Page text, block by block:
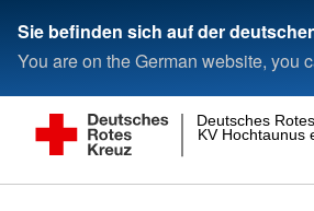
Sie befinden sich auf der
You are on the German website, you
KV Hochtaunus
Deutsches